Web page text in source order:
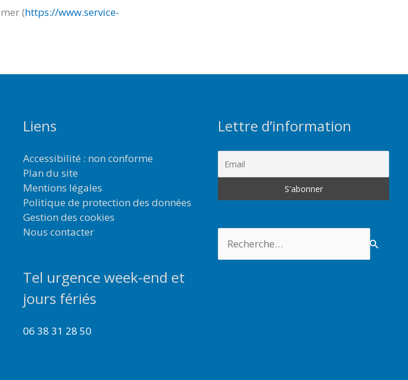
(https://www.service-
Liens
Accessibilité : non conforme
Plan du site
Mentions légales
Politique de protection des données
Gestion des cookies
Nous contacter
Tel urgence week-end et
jours fériés
06 38 31 28 50
Lettre d’information